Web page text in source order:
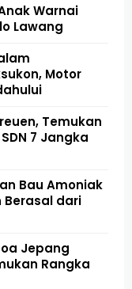
Warnai
Lawang
Motor
Temukan
7 Jangka
Bau Amoniak
Berasal dari
Jepang
Rangka